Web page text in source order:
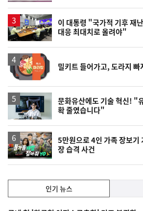
이 대통령 "국가적 기후 재
대응 최대치로 올려야"
밀키트 들어가고, 도라지 빠
문화유산에도 기술 혁신! "
확 줄였습니다"
영
상
5만원으로 4인 가족 장보기
장 습격 사건
인
기,
인기 뉴스
인